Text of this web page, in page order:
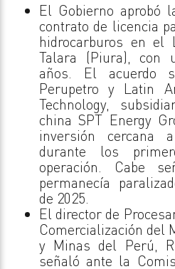
El Gobierno aprobó
contrato de licencia
hidrocarburos en el
Talara (Piura), con
años. El acuerdo
Perupetro y Latin
Technology,
china SPT Energy
inversión cercana
durante los
operación. Cabe
permanecía
de 2025.
El director de
Comercialización del
y Minas del Perú,
señaló ante la